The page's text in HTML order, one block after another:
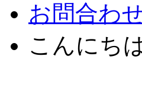
お問合わ
こんにち